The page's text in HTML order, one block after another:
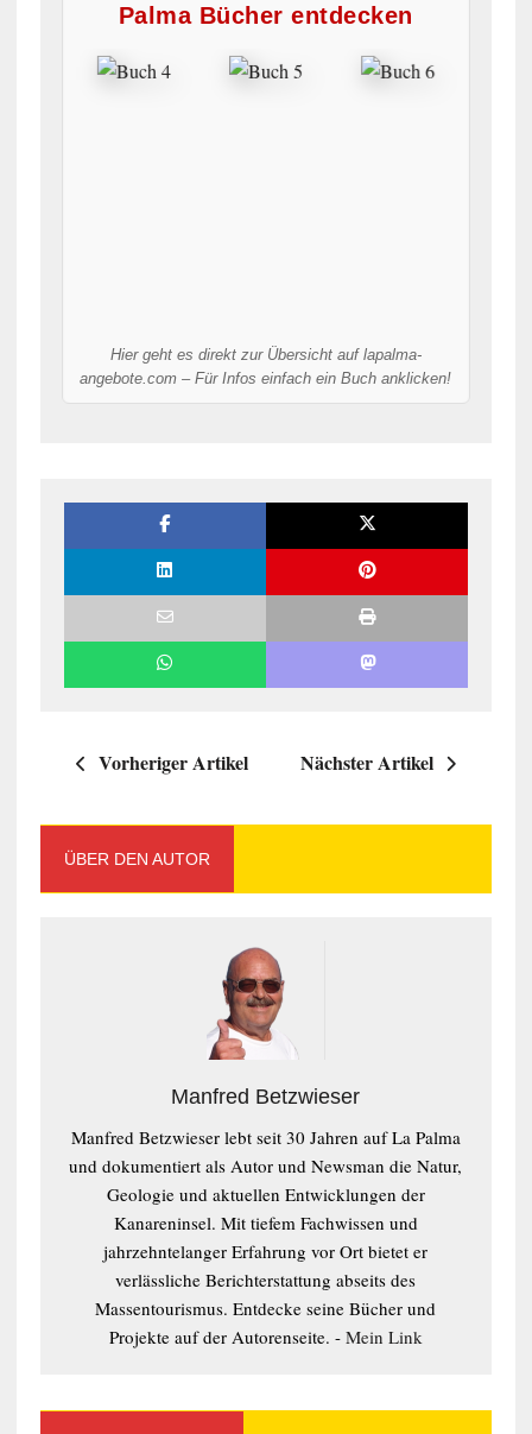
Palma Bücher entdecken
Hier geht es direkt zur Übersicht auf lapalma-
angebote.com – Für Infos einfach ein Buch anklicken!
Vorheriger Artikel Nächster Artikel
ÜBER DEN AUTOR
Manfred Betzwieser
Manfred Betzwieser lebt seit 30 Jahren auf La Palma
und dokumentiert als Autor und Newsman die Natur,
Geologie und aktuellen Entwicklungen der
Kanareninsel. Mit tiefem Fachwissen und
jahrzehntelanger Erfahrung vor Ort bietet er
verlässliche Berichterstattung abseits des
Massentourismus. Entdecke seine Bücher und
Projekte auf der Autorenseite. - Mein Link